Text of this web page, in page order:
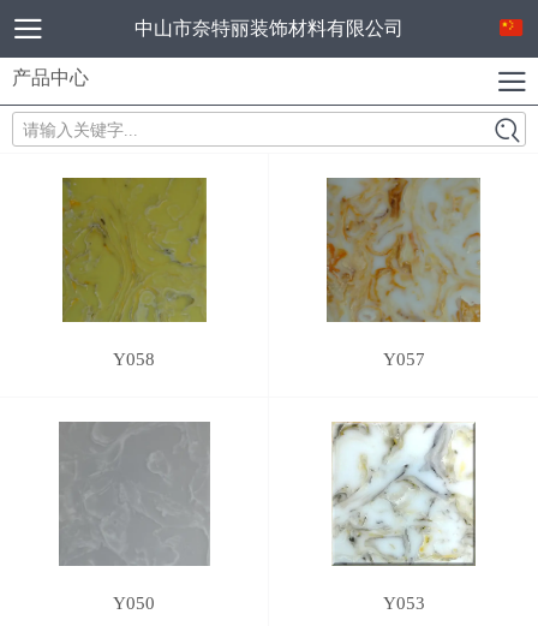
中山市奈特丽装饰材料有限公司
产品中心
请输入关键字...
Y058 Y057
Y050 Y053